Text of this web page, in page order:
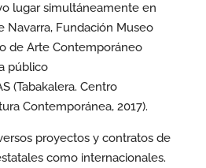
lugar simultáneamente en
Navarra, Fundación Museo
de Arte Contemporáneo
público
(Tabakalera. Centro
Contemporánea, 2017).
proyectos y contratos de
como internacionales.